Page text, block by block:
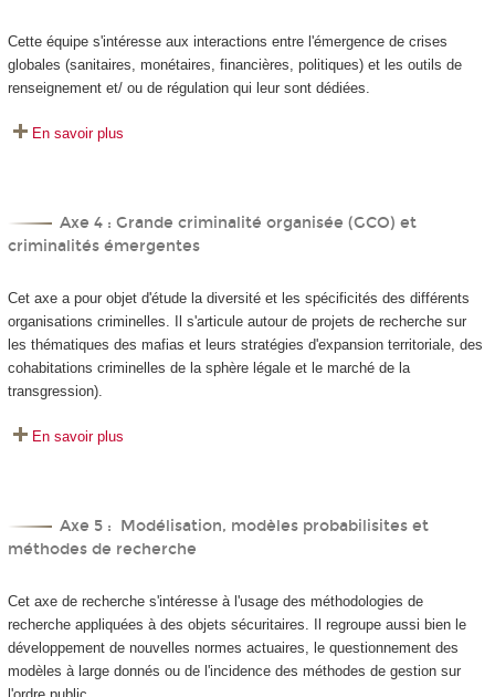
Cette équipe s'intéresse aux interactions entre l'émergence de crises
globales (sanitaires, monétaires, financières, politiques) et les outils de
renseignement et/ ou de régulation qui leur sont dédiées.
En savoir plus
Axe 4 : Grande criminalité organisée (GCO) et
criminalités émergentes
Cet axe a pour objet d'étude la diversité et les spécificités des différents
organisations criminelles. Il s'articule autour de projets de recherche sur
les thématiques des mafias et leurs stratégies d'expansion territoriale, des
cohabitations criminelles de la sphère légale et le marché de la
transgression).
En savoir plus
Axe 5 : Modélisation, modèles probabilisites et
méthodes de recherche
Cet axe de recherche s'intéresse à l'usage des méthodologies de
recherche appliquées à des objets sécuritaires. Il regroupe aussi bien le
développement de nouvelles normes actuaires, le questionnement des
modèles à large donnés ou de l'incidence des méthodes de gestion sur